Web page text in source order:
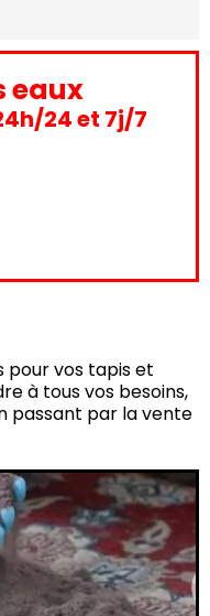
eaux
24 et 7j/7
pour vos tapis et
à tous vos besoins,
passant par la vente